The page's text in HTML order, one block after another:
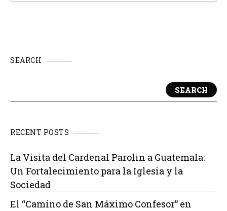
SEARCH
SEARCH
RECENT POSTS
La Visita del Cardenal Parolin a Guatemala:
Un Fortalecimiento para la Iglesia y la
Sociedad
El “Camino de San Máximo Confesor” en